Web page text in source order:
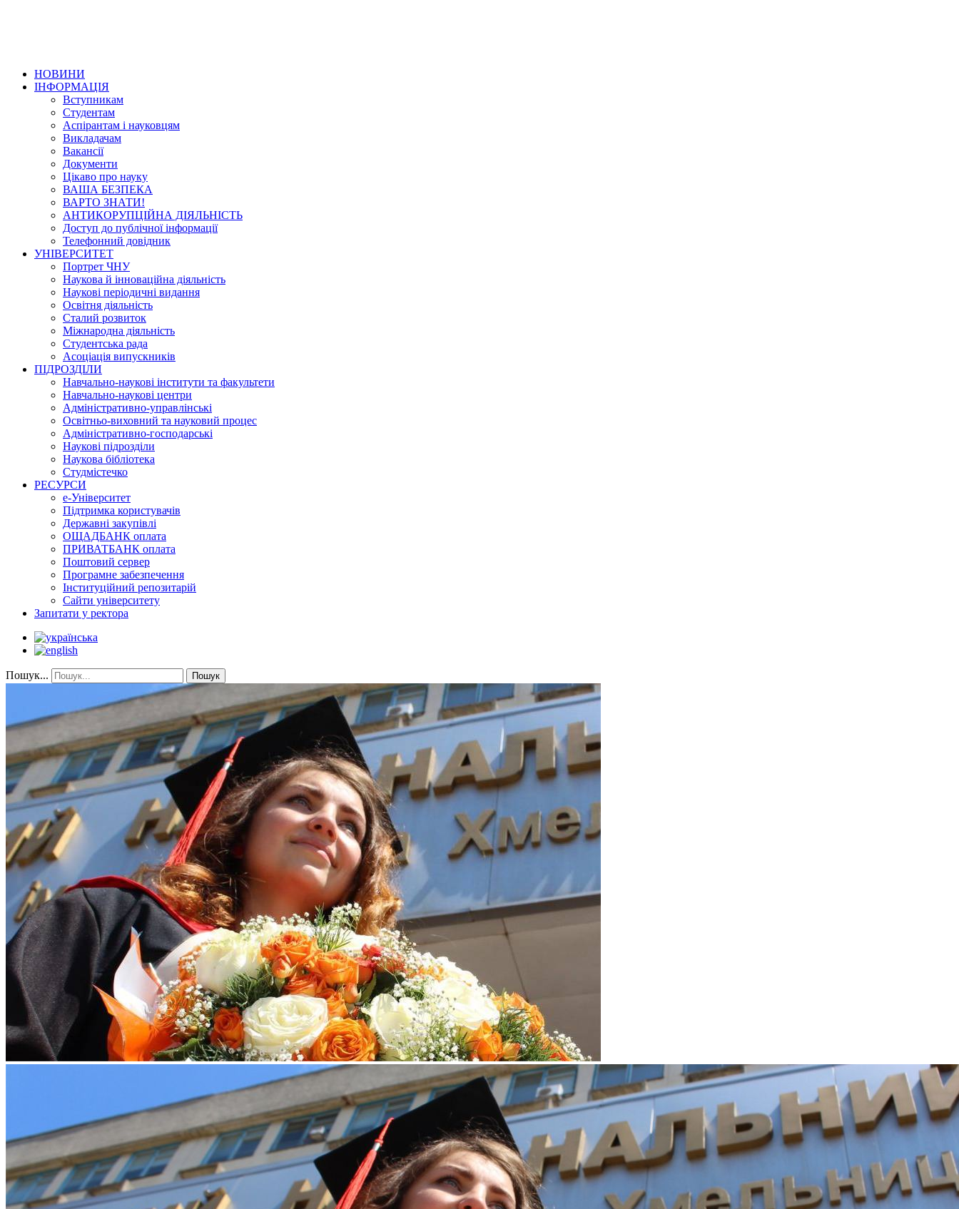
НОВИНИ
ІНФОРМАЦІЯ
Вступникам
Студентам
Аспірантам і науковцям
Викладачам
Вакансії
Документи
Цікаво про науку
ВАША БЕЗПЕКА
ВАРТО ЗНАТИ!
АНТИКОРУПЦІЙНА ДІЯЛЬНІСТЬ
Доступ до публічної інформації
Телефонний довідник
УНІВЕРСИТЕТ
Портрет ЧНУ
Наукова й інноваційна діяльність
Наукові періодичні видання
Освітня діяльність
Сталий розвиток
Міжнародна діяльність
Студентська рада
Асоціація випускників
ПІДРОЗДІЛИ
Навчально-наукові інститути та факультети
Навчально-наукові центри
Адміністративно-управлінські
Освітньо-виховний та науковий процес
Адміністративно-господарські
Наукові підрозділи
Наукова бібліотека
Студмістечко
РЕСУРСИ
е-Університет
Підтримка користувачів
Державні закупівлі
ОЩАДБАНК оплата
ПРИВАТБАНК оплата
Поштовий сервер
Програмне забезпечення
Інституційний репозитарій
Сайти університету
Запитати у ректора
Пошук... Пошук